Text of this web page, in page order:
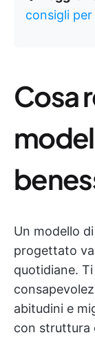
consigli
Cosa
Un modello
progettato
quotidiane.
abitudini e
con struttura